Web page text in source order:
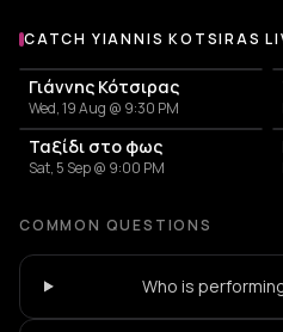
More events with Yiannis
CATCH YIANNIS KOTSIRAS
Γιάννης Κότσιρας
Wed, 19 Aug @ 9:30 PM
Ταξίδι στο φως
Sat, 5 Sep @ 9:00 PM
COMMON QUESTIONS
Who is